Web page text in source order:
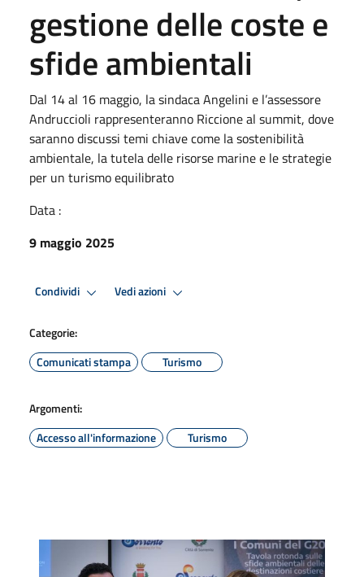
gestione delle coste e
sfide ambientali
Dal 14 al 16 maggio, la sindaca Angelini e l’assessore
Andruccioli rappresenteranno Riccione al summit, dove
saranno discussi temi chiave come la sostenibilità
ambientale, la tutela delle risorse marine e le strategie
per un turismo equilibrato
Data :
9 maggio 2025
Condividi Vedi azioni
Categorie:
Comunicati stampa
Turismo
Argomenti:
Accesso all'informazione
Turismo